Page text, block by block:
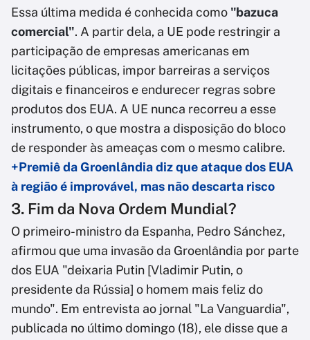
Essa última medida é conhecida como "bazuca
comercial". A partir dela, a UE pode restringir a
participação de empresas americanas em
licitações públicas, impor barreiras a serviços
digitais e financeiros e endurecer regras sobre
produtos dos EUA. A UE nunca recorreu a esse
instrumento, o que mostra a disposição do bloco
de responder às ameaças com o mesmo calibre.
+Premiê da Groenlândia diz que ataque dos EUA
à região é improvável, mas não descarta risco
3. Fim da Nova Ordem Mundial?
O primeiro-ministro da Espanha, Pedro Sánchez,
afirmou que uma invasão da Groenlândia por parte
dos EUA "deixaria Putin [Vladimir Putin, o
presidente da Rússia] o homem mais feliz do
mundo". Em entrevista ao jornal "La Vanguardia",
publicada no último domingo (18), ele disse que a